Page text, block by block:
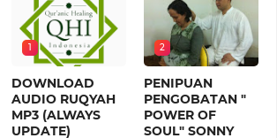
1
DOWNLOAD
AUDIO RUQYAH
MP3 (ALWAYS
UPDATE)
2
PENIPUAN
PENGOBATAN "
POWER OF
SOUL" SONNY